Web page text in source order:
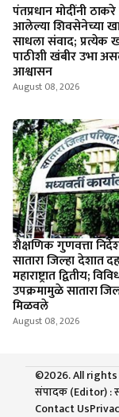
पंतप्रधान मोदींनी
आलेल्या शिवसेनेच्या
साधला संवाद; प्रत्येक
पाठीशी खंबीर उभा
आश्वासन
August 08, 2026
शैक्षणिक गुणवत्ता
सातारा जिल्हा देशात
महाराष्ट्रात द्वितीय;
उपक्रमामुळे सातारा
मिळवले
August 08, 2026
©2026. All rights
संपादक (Editor) :
Contact Us